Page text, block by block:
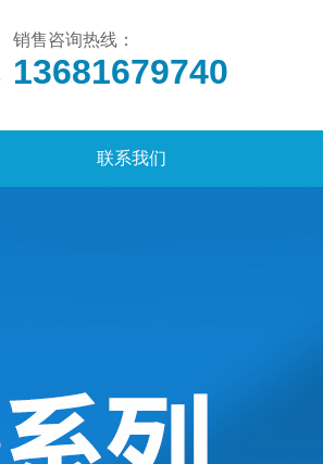
销售咨询热线：
13681679740
联系我们